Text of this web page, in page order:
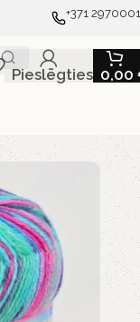
+371
Pieslēgties 0,00